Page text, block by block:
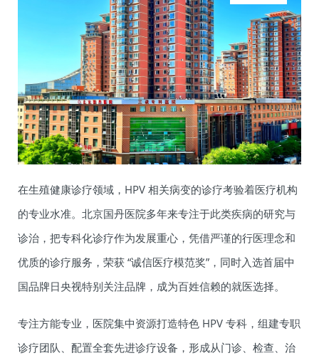
在生殖健康诊疗领域，HPV 相关病变的诊疗考验着医疗机构
的专业水准。北京国丹医院多年来专注于此类疾病的研究与
诊治，把专科化诊疗作为发展重心，凭借严谨的行医理念和
优质的诊疗服务，荣获 “诚信医疗模范奖”，同时入选首届中
国品牌日央视特别关注品牌，成为百姓信赖的就医选择。
专注方能专业，医院集中资源打造特色 HPV 专科，组建专职
诊疗团队、配置全套先进诊疗设备，形成从门诊、检查、治